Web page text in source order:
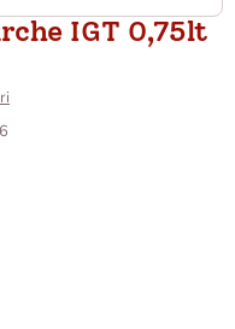
IGT 0,75lt